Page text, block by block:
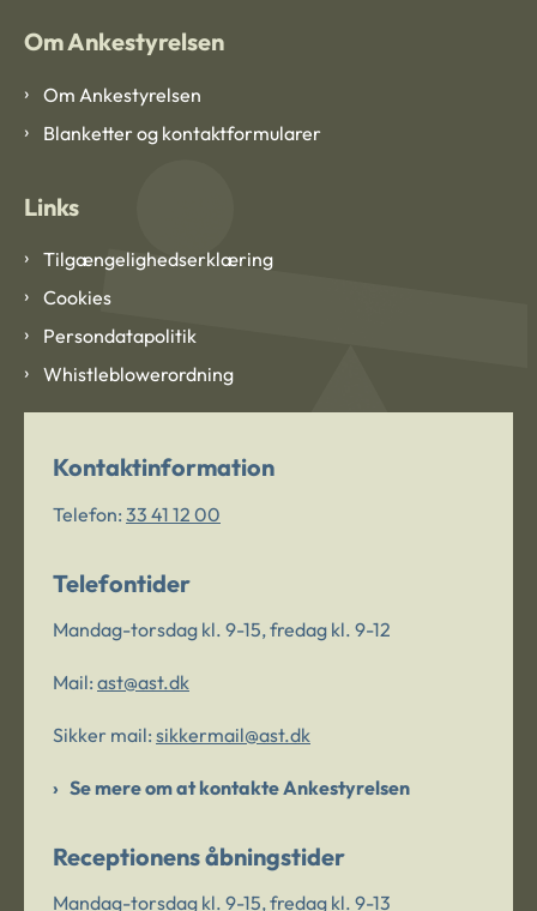
Om Ankestyrelsen
Om Ankestyrelsen
Blanketter og kontaktformularer
Links
Tilgængelighedserklæring
Cookies
Persondatapolitik
Whistleblowerordning
Kontaktinformation
Telefon: 33 41 12 00
Telefontider
Mandag-torsdag kl. 9-15, fredag kl. 9-12
Mail: ast@ast.dk
Sikker mail: sikkermail@ast.dk
Se mere om at kontakte Ankestyrelsen
Receptionens åbningstider
Mandag-torsdag kl. 9-15, fredag kl. 9-13